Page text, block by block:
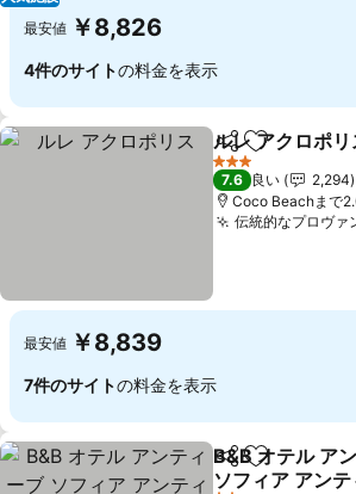
最安値 ￥8,826
4件のサイトの料金を表示
シェアお気に入り
ルレ アクロポリ
3 ホテルのランク
7.6 良い
2,294
Coco Beachまで
伝統的なプロヴァ
最安値 ￥8,839
7件のサイトの料金を表示
シェアお気に入り
B&B オテル ア
ソフィア アン